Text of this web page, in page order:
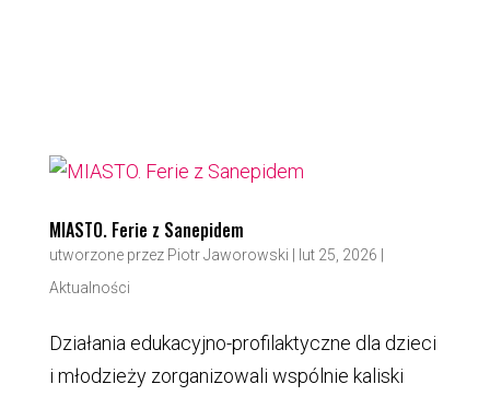
MIASTO. Ferie z Sanepidem
utworzone przez Piotr Jaworowski lut 25, 2026
Aktualności
Działania edukacyjno-profilaktyczne dla dzieci
i młodzieży zorganizowali wspólnie kaliski